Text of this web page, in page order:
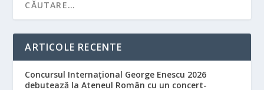
ARTICOLE RECENTE
Concursul Internațional George Enescu 2026
debutează la Ateneul Român cu un concert-